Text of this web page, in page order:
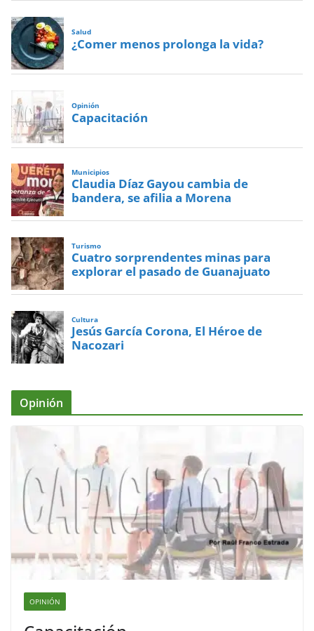
Salud
¿Comer menos prolonga la vida?
Opinión
Capacitación
Municipios
Claudia Díaz Gayou cambia de
bandera, se afilia a Morena
Turismo
Cuatro sorprendentes minas para
explorar el pasado de Guanajuato
Cultura
Jesús García Corona, El Héroe de
Nacozari
Opinión
OPINIÓN